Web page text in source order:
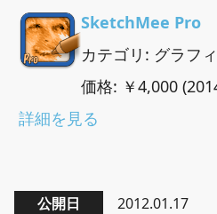
SketchMee Pro
カテゴリ: グラフ
価格: ￥4,000
詳細を見る
公開日 2012.01.17